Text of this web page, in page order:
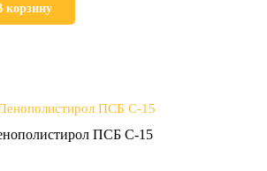
корзину
ПСБ С-15